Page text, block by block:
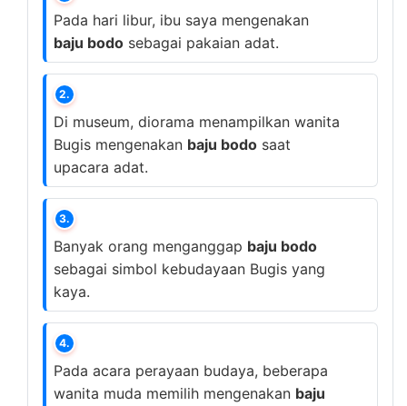
Pada hari libur, ibu saya mengenakan
baju bodo sebagai pakaian adat.
2.
Di museum, diorama menampilkan wanita
Bugis mengenakan baju bodo saat
upacara adat.
3.
Banyak orang menganggap baju bodo
sebagai simbol kebudayaan Bugis yang
kaya.
4.
Pada acara perayaan budaya, beberapa
wanita muda memilih mengenakan baju